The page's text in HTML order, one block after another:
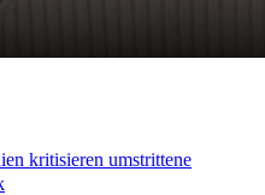
kritisieren umstrittene